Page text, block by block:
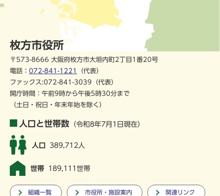
枚方市役所
〒573-8666 大阪府枚方市大垣内町2丁目1番20号
電話： 072-841-1221
（代表）
ファックス:072-841-3039（代表）
開庁時間：午前9時から午後5時30分まで
（土日・祝日・年末年始を除く）
人口と世帯数 （令和8年7月1日現在）
人口 389,712人
世帯 189,111世帯
組織一覧 市役所・施設案内 関連リンク